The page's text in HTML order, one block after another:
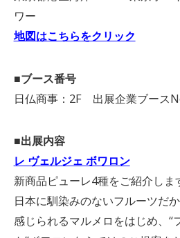
ワー
地図はこちらをクリック
■ブース番号
日仏商事：2F 出展企業ブース
■出展内容
レ ヴェルジェ ボワロン
新商品ピューレ4種をご紹介しま
日本に馴染みのないフルーツだ
感じられるマルメロをはじめ、“